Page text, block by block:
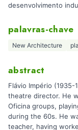
desenvolvimento
palavras-chave
New Architecture
abstract
Flávio Império
theatre director. He
Oficina groups,
during the 60s. He
teacher, having